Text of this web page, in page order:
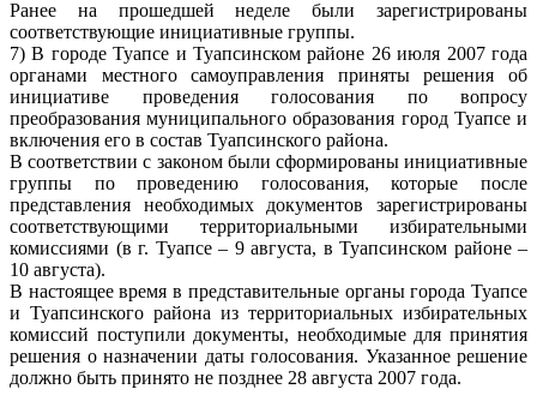
Ранее на прошедшей неделе были зарегистрированы
соответствующие инициативные группы.
7) В городе Туапсе и Туапсинском районе 26 июля 2007 года
органами местного самоуправления приняты решения об
инициативе проведения голосования по вопросу
преобразования муниципального образования город Туапсе и
включения его в состав Туапсинского района.
В соответствии с законом были сформированы инициативные
группы по проведению голосования, которые после
представления необходимых документов зарегистрированы
соответствующими территориальными избирательными
комиссиями (в г. Туапсе – 9 августа, в Туапсинском районе –
10 августа).
В настоящее время в представительные органы города Туапсе
и Туапсинского района из территориальных избирательных
комиссий поступили документы, необходимые для принятия
решения о назначении даты голосования. Указанное решение
должно быть принято не позднее 28 августа 2007 года.